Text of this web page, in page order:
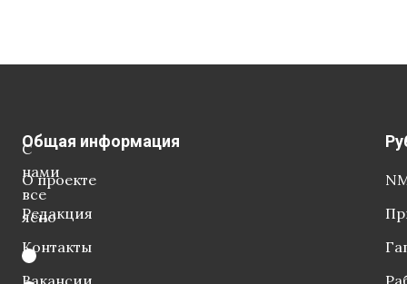
С
нами
все
ясно
Общая информация
О проекте
Редакция
Контакты